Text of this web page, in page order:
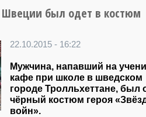
был одет в костюм
22.10.2015 - 16:22
Мужчина, напавший на
кафе при школе в шведском
городе Тролльхеттане, был
чёрный костюм героя
войн».